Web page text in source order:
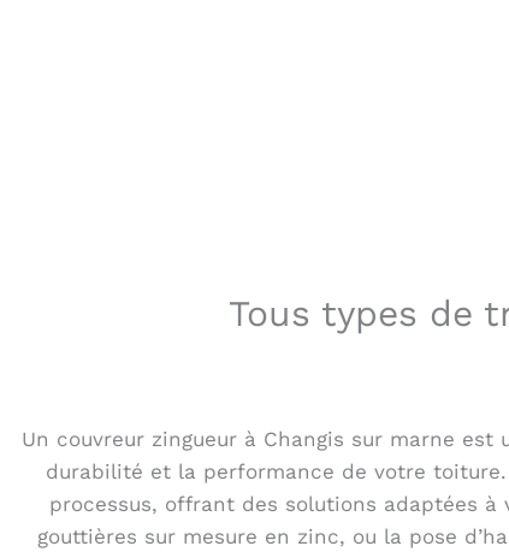
Tous types de
Un couvreur zingueur à Changis sur marne
durabilité et la performance de votre
processus, offrant des solutions adaptées
gouttières sur mesure en zinc, ou la pose